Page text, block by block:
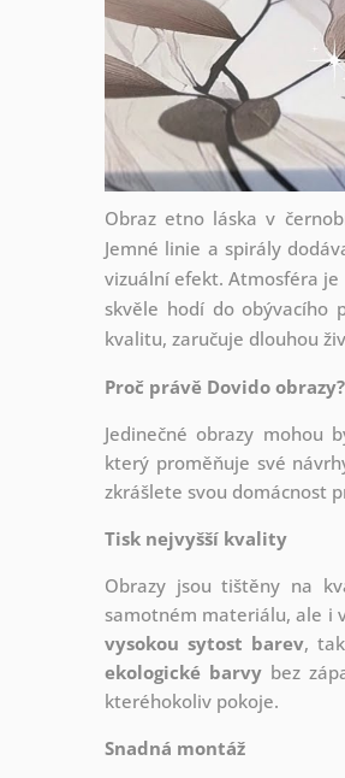
Obraz etno láska v
Jemné linie a spirály
vizuální efekt. Atmosféra
skvěle hodí do obývacího
kvalitu, zaručuje dlouhou
Proč právě Dovido obrazy?
Jedinečné obrazy mohou
který proměňuje své
zkrášlete svou domácnost
Tisk nejvyšší kvality
Obrazy jsou tištěny na
samotném materiálu, ale i
vysokou sytost barev,
ekologické barvy bez
kteréhokoliv pokoje.
Snadná montáž